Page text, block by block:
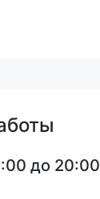
до 20:00